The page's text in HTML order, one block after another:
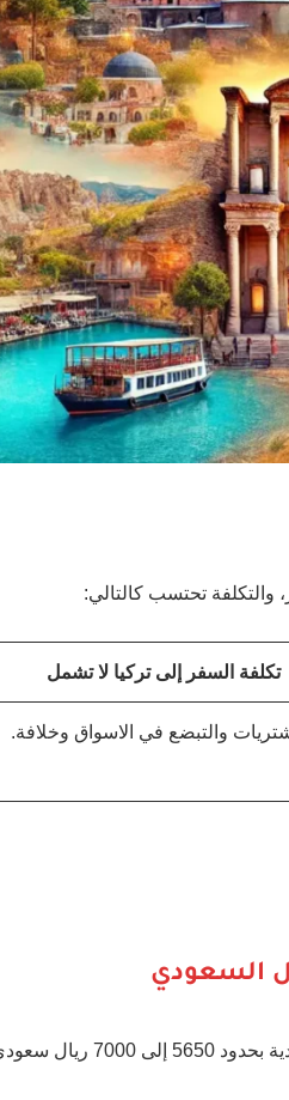
تكلفة السفر إلى تركيا لا تشمل
والتبضع في الاسواق وخلافة.
السعودي
سعودي.